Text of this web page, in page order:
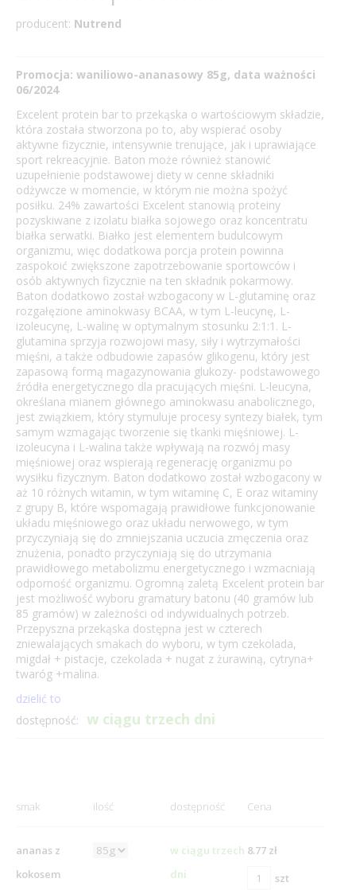
producent: Nutrend
Promocja: waniliowo-ananasowy 85g, data ważności
06/2024
Excelent protein bar to przekąska o wartościowym składzie,
która została stworzona po to, aby wspierać osoby
aktywne fizycznie, intensywnie trenujące, jak i uprawiające
sport rekreacyjnie. Baton może również stanowić
uzupełnienie podstawowej diety w cenne składniki
odżywcze w momencie, w którym nie można spożyć
posiłku. 24% zawartości Excelent stanowią proteiny
pozyskiwane z izolatu białka sojowego oraz koncentratu
białka serwatki. Białko jest elementem budulcowym
organizmu, więc dodatkowa porcja protein powinna
zaspokoić zwiększone zapotrzebowanie sportowców i
osób aktywnych fizycznie na ten składnik pokarmowy.
Baton dodatkowo został wzbogacony w L-glutaminę oraz
rozgałęzione aminokwasy BCAA, w tym L-leucynę, L-
izoleucynę, L-walinę w optymalnym stosunku 2:1:1. L-
glutamina sprzyja rozwojowi masy, siły i wytrzymałości
mięśni, a także odbudowie zapasów glikogenu, który jest
zapasową formą magazynowania glukozy- podstawowego
źródła energetycznego dla pracujących mięśni. L-leucyna,
określana mianem głównego aminokwasu anabolicznego,
jest związkiem, który stymuluje procesy syntezy białek, tym
samym wzmagając tworzenie się tkanki mięśniowej. L-
izoleucyna i L-walina także wpływają na rozwój masy
mięśniowej oraz wspierają regenerację organizmu po
wysiłku fizycznym. Baton dodatkowo został wzbogacony w
aż 10 różnych witamin, w tym witaminę C, E oraz witaminy
z grupy B, które wspomagają prawidłowe funkcjonowanie
układu mięśniowego oraz układu nerwowego, w tym
przyczyniają się do zmniejszania uczucia zmęczenia oraz
znużenia, ponadto przyczyniają się do utrzymania
prawidłowego metabolizmu energetycznego i wzmacniają
odporność organizmu. Ogromną zaletą Excelent protein bar
jest możliwość wyboru gramatury batonu (40 gramów lub
85 gramów) w zależności od indywidualnych potrzeb.
Przepyszna przekąska dostępna jest w czterech
zniewalających smakach do wyboru, w tym czekolada,
migdał + pistacje, czekolada + nugat z żurawiną, cytryna+
twaróg +malina.
dzielić to
dostępność: w ciągu trzech dni
smak ilość dostępność Cena
ananas z
kokosem
w ciągu trzech
dni
8.77 zł
szt